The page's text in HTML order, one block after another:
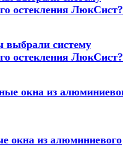
систему
остекления ЛюкСист?
окна из алюминиевого